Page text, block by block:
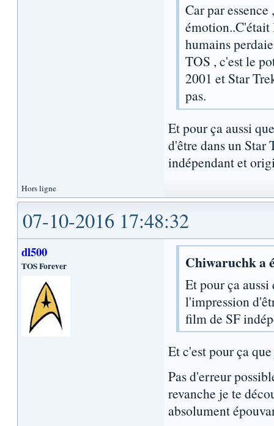
Car par
humains
TOS , c'est le
2001 et Star
pas.
Et pour ça aussi
d'être dans un Star
indépendant et
Hors ligne
07-10-2016 17:48:32
dl500
TOS Forever Chiwaruchk a
Et pour ça
l'impression
film de SF
Et c'est pour ça
Pas d'erreur
revanche je te
absolument